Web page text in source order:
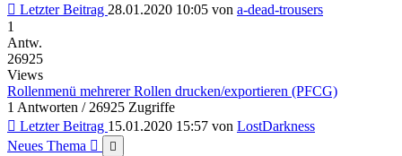
Letzter Beitrag 28.01.2020 10:05 von a-dead-trousers
1
Antw.
26925
Views
Rollenmenü mehrerer Rollen drucken/exportieren (PFCG)
1 Antworten / 26925 Zugriffe
Letzter Beitrag 15.01.2020 15:57 von LostDarkness
Neues Thema